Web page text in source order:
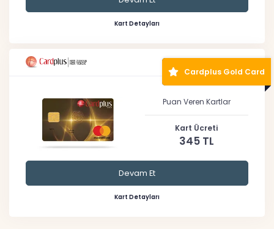
Kart Detayları
Cardplus Gold Card
Puan Veren Kartlar
Kart Ücreti
345 TL
Devam Et
Kart Detayları